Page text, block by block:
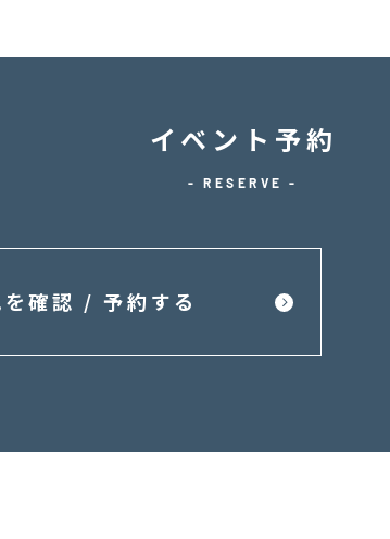
イベント予約
- RESERVE -
確認 / 予約する